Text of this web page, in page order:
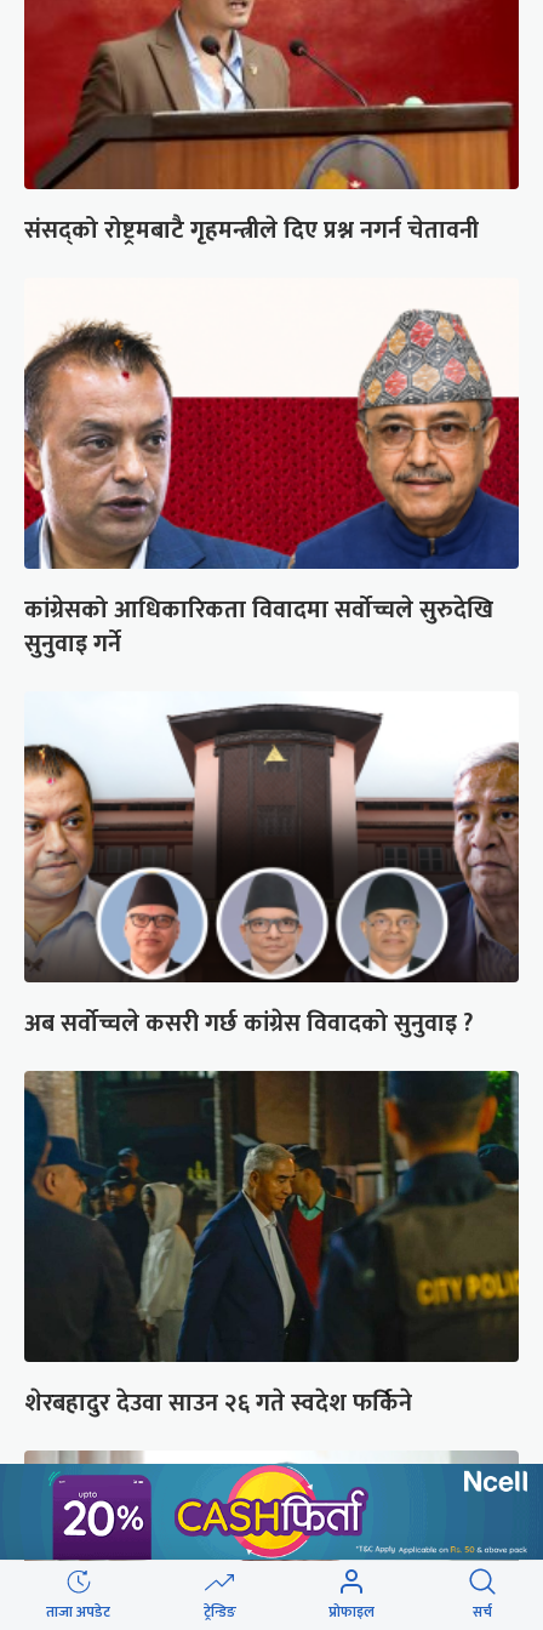
संसद्को रोष्ट्रमबाटै गृहमन्त्रीले दिए प्रश्न नगर्न चेतावनी
कांग्रेसको आधिकारिकता विवादमा सर्वोच्चले सुरुदेखि
सुनुवाइ गर्ने
अब सर्वोच्चले कसरी गर्छ कांग्रेस विवादको सुनुवाइ ?
शेरबहादुर देउवा साउन २६ गते स्वदेश फर्किने
ताजा अपडेट ट्रेन्डिङ प्रोफाइल सर्च